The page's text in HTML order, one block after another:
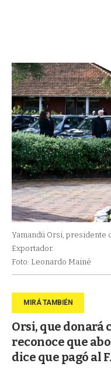
Yamandú Orsi, presidente
Exportador.
Foto: Leonardo Mainé
Orsi, que donará
reconoce que
dice que pagó al